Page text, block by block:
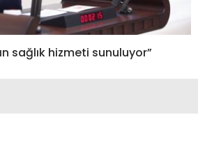
sağlık hizmeti sunuluyor”